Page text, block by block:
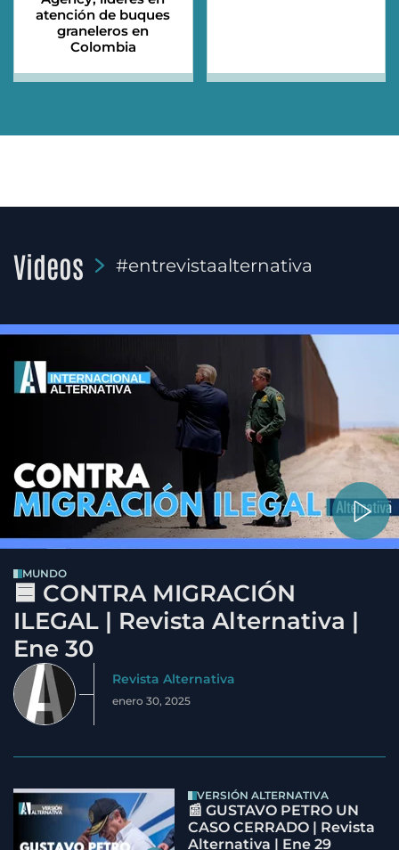
atención de buques
graneleros en
Colombia
Videos #entrevistaalternativa
MUNDO
🟦 CONTRA MIGRACIÓN
ILEGAL | Revista Alternativa |
Ene 30
Revista Alternativa
enero 30, 2025
VERSIÓN ALTERNATIVA
📰 GUSTAVO PETRO UN
CASO CERRADO | Revista
Alternativa | Ene 29